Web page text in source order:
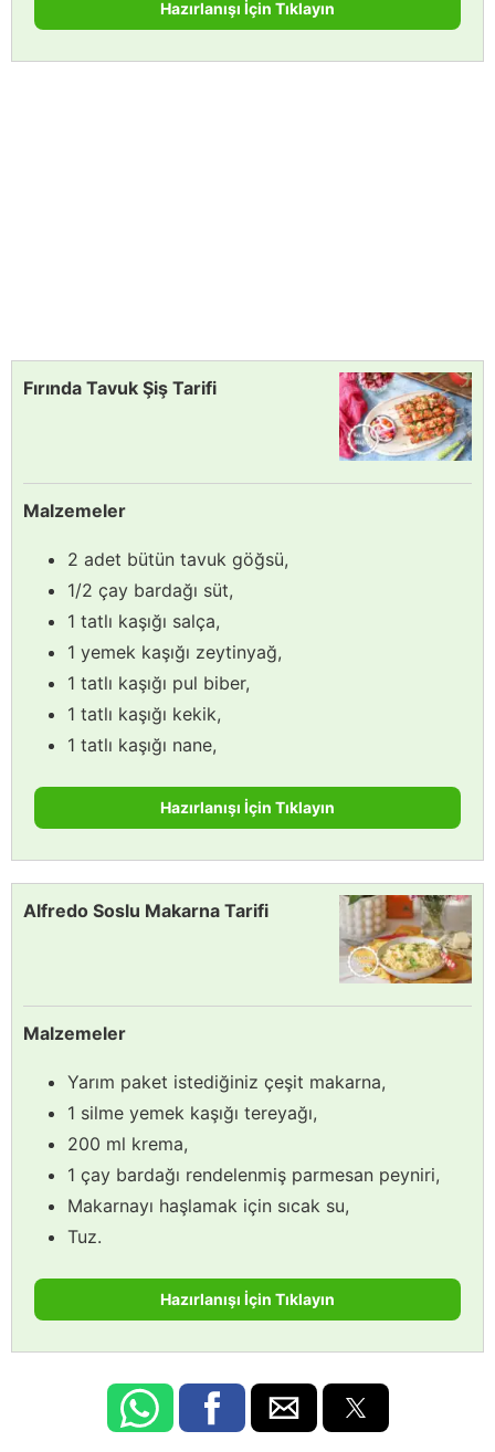
Hazırlanışı İçin Tıklayın
Fırında Tavuk Şiş Tarifi
Malzemeler
2 adet bütün tavuk göğsü,
1/2 çay bardağı süt,
1 tatlı kaşığı salça,
1 yemek kaşığı zeytinyağ,
1 tatlı kaşığı pul biber,
1 tatlı kaşığı kekik,
1 tatlı kaşığı nane,
Hazırlanışı İçin Tıklayın
Alfredo Soslu Makarna Tarifi
Malzemeler
Yarım paket istediğiniz çeşit makarna,
1 silme yemek kaşığı tereyağı,
200 ml krema,
1 çay bardağı rendelenmiş parmesan peyniri,
Makarnayı haşlamak için sıcak su,
Tuz.
Hazırlanışı İçin Tıklayın